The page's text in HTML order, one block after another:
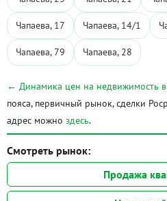
Чапаева, 17 Чапаева, 14/1
Чапаева, 79 Чапаева, 28
← Динамика цен на недвижимость в
пояса, первичный рынок, сделки
адрес можно здесь.
Смотреть рынок:
Продажа